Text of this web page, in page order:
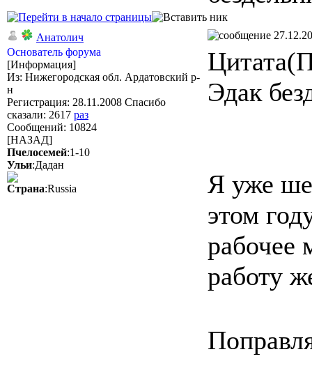
Анатолич
Основатель форума
[Информация]
Из: Нижегородская обл. Ардатовский р-
н
Регистрация: 28.11.2008 Спасибо
сказали: 2617 раз
Сообщений: 10824
[НАЗАД]
Пчелосемей:1-10
Ульи:Дадан
Страна:Russia
Эдак
Я уже
этом
рабочее
работу